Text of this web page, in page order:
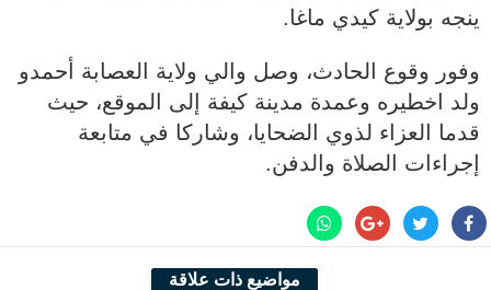
ينجه بولاية كيدي ماغا.
وفور وقوع الحادث، وصل والي ولاية العصابة أحمدو
ولد اخطيره وعمدة مدينة كيفة إلى الموقع، حيث
قدما العزاء لذوي الضحايا، وشاركا في متابعة
إجراءات الصلاة والدفن.
مواضيع ذات علاقة